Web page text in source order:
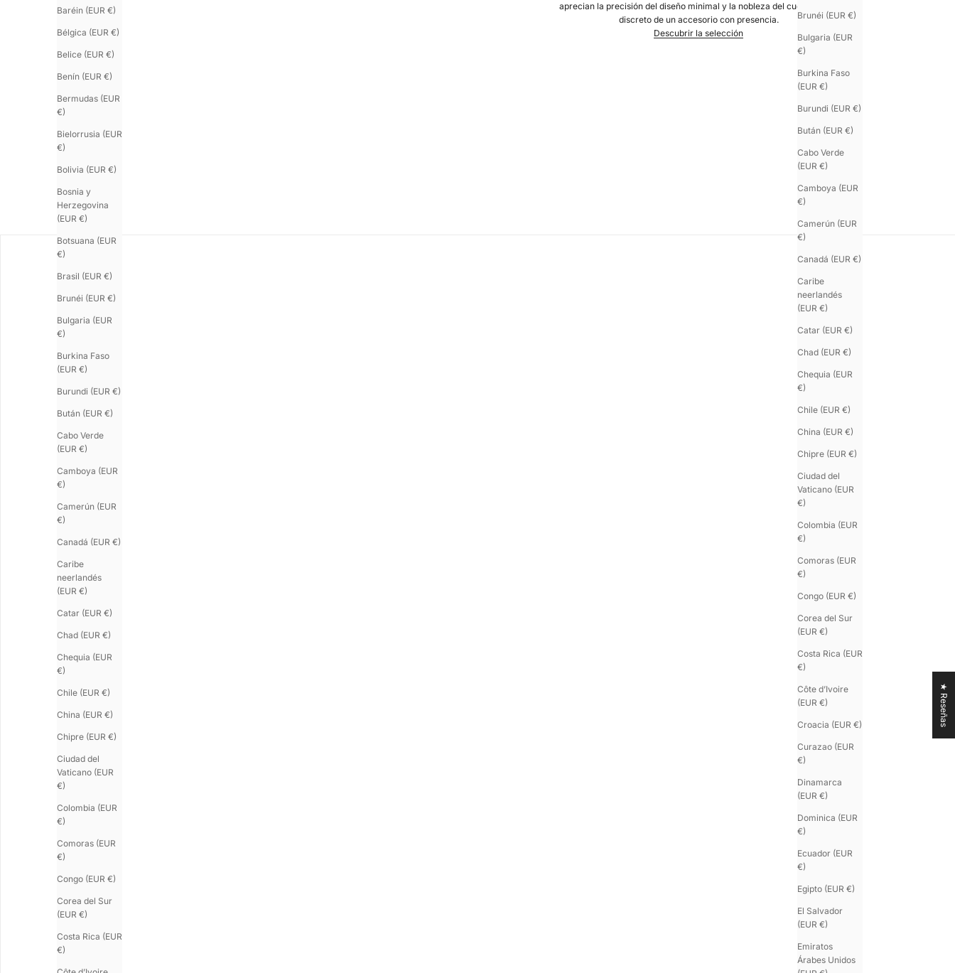
Brunéi (EUR €)
Bulgaria (EUR
€)
Burkina Faso
(EUR €)
Burundi (EUR €)
Bután (EUR €)
Cabo Verde
(EUR €)
Camboya (EUR
€)
Camerún (EUR
€)
Canadá (EUR €)
Caribe
neerlandés
(EUR €)
Catar (EUR €)
Chad (EUR €)
Chequia (EUR
€)
Chile (EUR €)
China (EUR €)
Chipre (EUR €)
Ciudad del
Vaticano (EUR
€)
Colombia (EUR
€)
Comoras (EUR
€)
Congo (EUR €)
Corea del Sur
(EUR €)
Costa Rica (EUR
€)
Côte d’Ivoire
(EUR €)
Croacia (EUR €)
Curazao (EUR
€)
Dinamarca
(EUR €)
Dominica (EUR
€)
Ecuador (EUR
€)
Egipto (EUR €)
El Salvador
(EUR €)
Emiratos
Árabes Unidos
Baréin (EUR €)
Bélgica (EUR €)
Belice (EUR €)
Benín (EUR €)
Bermudas (EUR
€)
Bielorrusia (EUR
€)
Bolivia (EUR €)
Bosnia y
Herzegovina
(EUR €)
Botsuana (EUR
€)
Brasil (EUR €)
Brunéi (EUR €)
Bulgaria (EUR
€)
Burkina Faso
(EUR €)
Burundi (EUR €)
Bután (EUR €)
Cabo Verde
(EUR €)
Camboya (EUR
€)
Camerún (EUR
€)
Canadá (EUR €)
Caribe
neerlandés
(EUR €)
Catar (EUR €)
Chad (EUR €)
Chequia (EUR
€)
Chile (EUR €)
China (EUR €)
Chipre (EUR €)
Ciudad del
Vaticano (EUR
€)
Colombia (EUR
€)
Comoras (EUR
€)
Congo (EUR €)
Corea del Sur
(EUR €)
Costa Rica (EUR
€)
aprecian la precisión del diseño minimal y la nobleza del cuero. El lujo
discreto de un accesorio con presencia.
Descubrir la selección
Pulsera de plata para hombre
Precio de oferta
Llavero personalizable
EMBRACE.X
Pulsera con cordón de plata
Precio de oferta
★ Reseñas